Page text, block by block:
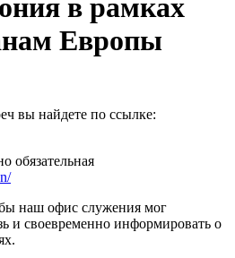
в рамках
Европы
вы найдете по ссылке:
обязательная
наш офис служения мог
и своевременно информировать о